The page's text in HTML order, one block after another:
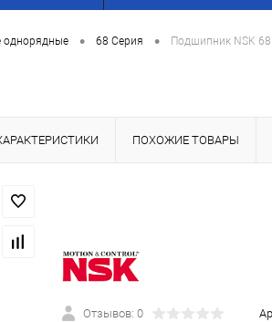
однорядные • 68 Серия • Подшипник NSK
ПОХОЖИЕ ТОВАРЫ
Отзывов: 0